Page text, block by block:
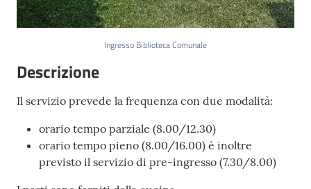
Ingresso Biblioteca Comunale
Descrizione
Il servizio prevede la frequenza con due modalità:
orario tempo parziale (8.00/12.30)
orario tempo pieno (8.00/16.00) è inoltre
previsto il servizio di pre-ingresso (7.30/8.00)